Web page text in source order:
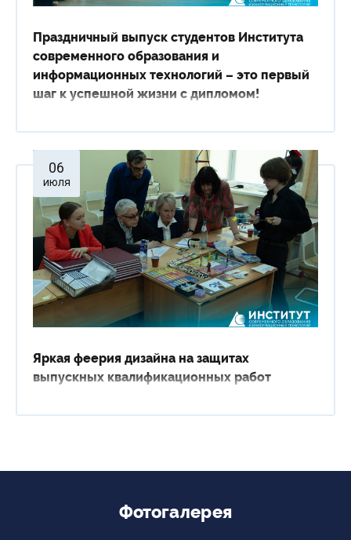
Праздничный выпуск студентов Института
современного образования и
информационных технологий – это первый
шаг к успешной жизни с дипломом!
06
июля
Яркая феерия дизайна на защитах
выпускных квалификационных работ
Фотогалерея